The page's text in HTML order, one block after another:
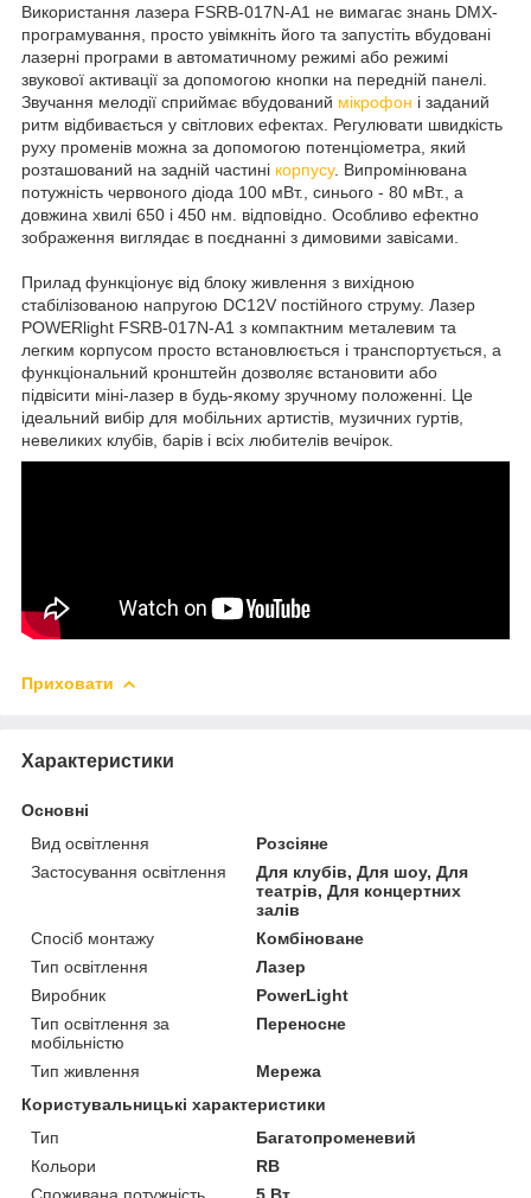
Використання лазера FSRB-017N-A1 не вимагає знань DMX-
програмування, просто увімкніть його та запустіть вбудовані
лазерні програми в автоматичному режимі або режимі
звукової активації за допомогою кнопки на передній панелі.
Звучання мелодії сприймає вбудований мікрофон і заданий
ритм відбивається у світлових ефектах. Регулювати швидкість
руху променів можна за допомогою потенціометра, який
розташований на задній частині корпусу. Випромінювана
потужність червоного діода 100 мВт., синього - 80 мВт., а
довжина хвилі 650 і 450 нм. відповідно. Особливо ефектно
зображення виглядає в поєднанні з димовими завісами.
Прилад функціонує від блоку живлення з вихідною
стабілізованою напругою DC12V постійного струму. Лазер
POWERlight FSRB-017N-A1 з компактним металевим та
легким корпусом просто встановлюється і транспортується, а
функціональний кронштейн дозволяє встановити або
підвісити міні-лазер в будь-якому зручному положенні. Це
ідеальний вибір для мобільних артистів, музичних гуртів,
невеликих клубів, барів і всіх любителів вечірок.
Приховати
Характеристики
Основні
Вид освітлення
Розсіяне
Застосування освітлення
Для клубів, Для шоу, Для
театрів, Для концертних
залів
Спосіб монтажу
Комбіноване
Тип освітлення
Лазер
Виробник
PowerLight
Тип освітлення за
мобільністю
Переносне
Тип живлення
Мережа
Користувальницькі характеристики
Тип
Багатопроменевий
Кольори
RB
Споживана потужність
5 Вт.